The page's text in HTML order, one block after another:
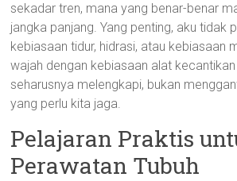
sekadar tren, mana yang benar-benar
jangka panjang. Yang penting, aku tidak
kebiasaan tidur, hidrasi, atau kebiasaan
wajah dengan kebiasaan alat
seharusnya melengkapi, bukan
yang perlu kita jaga.
Pelajaran Praktis
Perawatan Tubuh